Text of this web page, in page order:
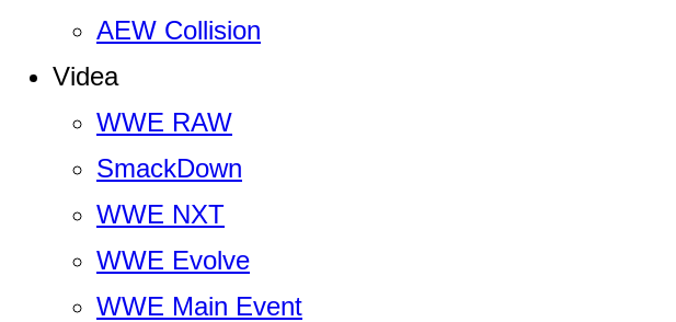
AEW Collision
Videa
WWE RAW
SmackDown
WWE NXT
WWE Evolve
WWE Main Event